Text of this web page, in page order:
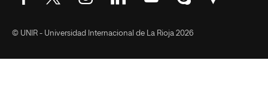
© UNIR - Universidad Internacional de La Rioja 2026